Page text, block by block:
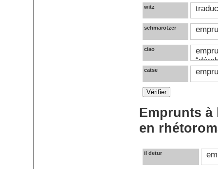
witz
schmarotzer
ciao
catse
Emprunts à
en
il detur